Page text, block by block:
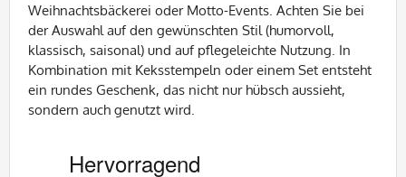
Weihnachtsbäckerei oder Motto-Events. Achten Sie bei
der Auswahl auf den gewünschten Stil (humorvoll,
klassisch, saisonal) und auf pflegeleichte Nutzung. In
Kombination mit Keksstempeln oder einem Set entsteht
ein rundes Geschenk, das nicht nur hübsch aussieht,
sondern auch genutzt wird.